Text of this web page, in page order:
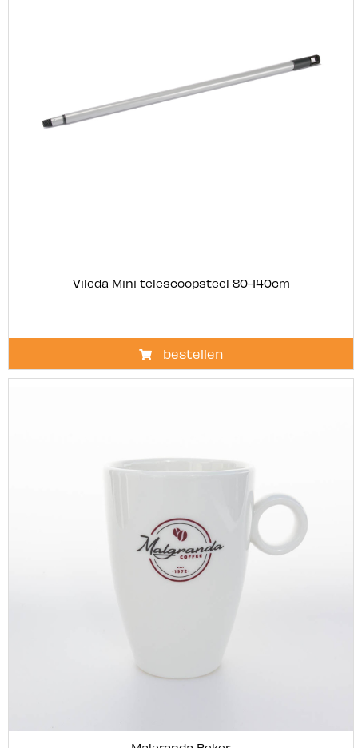
Vileda Mini telescoopsteel 80-140cm
bestellen